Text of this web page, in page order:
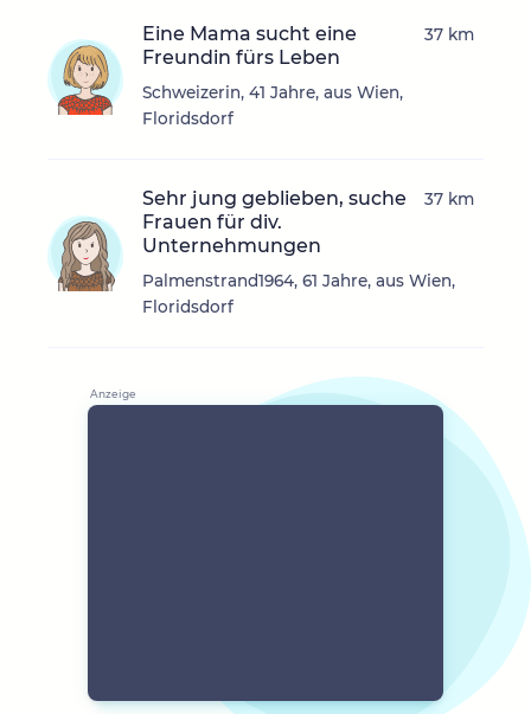
Eine Mama sucht eine
Freundin fürs Leben
Schweizerin, 41 Jahre, aus Wien,
Floridsdorf
37 km
Sehr jung geblieben, suche
Frauen für div.
Unternehmungen
Palmenstrand1964, 61 Jahre, aus Wien,
Floridsdorf
37 km